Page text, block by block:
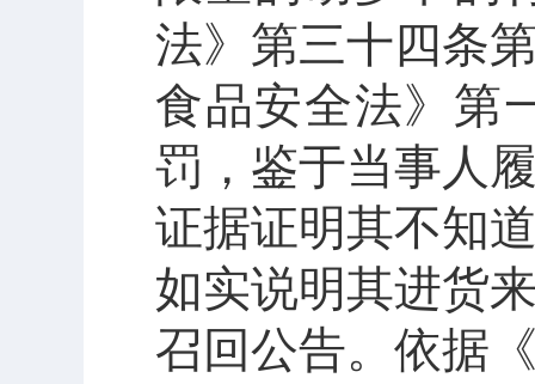
法》第三十四条
食品安全法》 第
罚，鉴于当事人
证据证明其不知
如实说明其进货
召回公告。依据